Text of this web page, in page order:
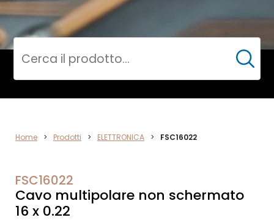
ELETTRONICA
Cerca
Home > Prodotti > ELETTRONICA > FSC16022
FSC16022
Cavo multipolare non schermato
16 x 0.22